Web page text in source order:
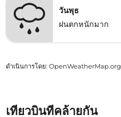
วันพุธ
ฝนตกหนักมาก
ดำเนินการโดย: OpenWeatherMap.org
เที่ยวบินที่คล้ายกัน